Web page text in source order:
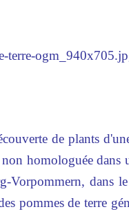
de plants
homologuée dans
Vorpommern, dans
pommes de terre